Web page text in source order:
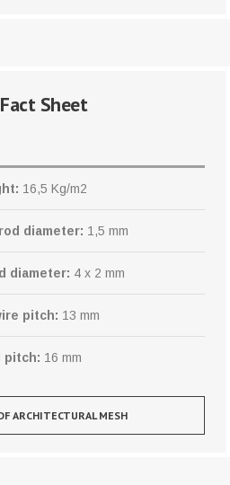
Sheet
16,5 Kg/m2
diameter: 1,5 mm
diameter: 4 x 2 mm
pitch: 13 mm
pitch: 16 mm
ARCHITECTURAL MESH